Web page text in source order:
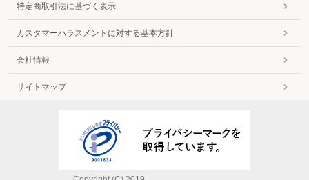
特定商取引法に基づく表示
カスタマーハラスメントに対する基本方針
会社情報
サイトマップ